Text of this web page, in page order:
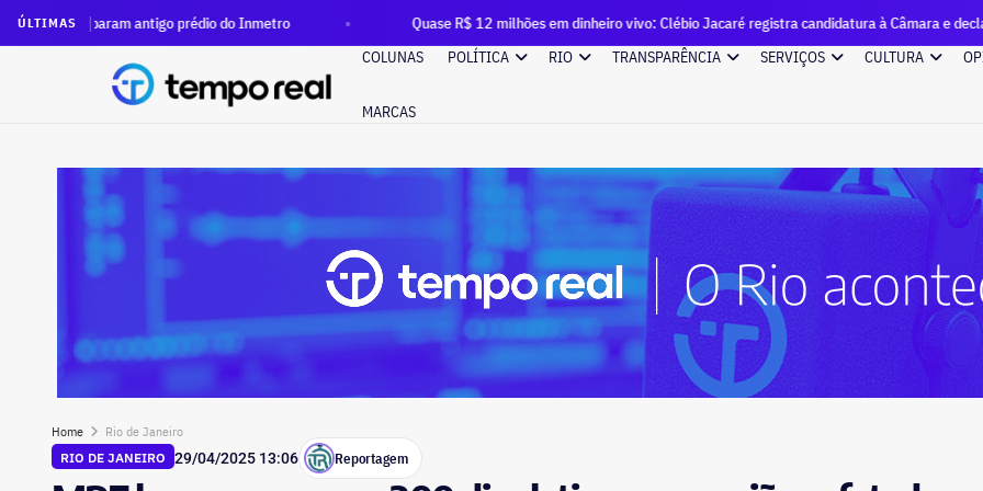
ÚLTIMASantigo prédio do Inmetro Quase R$ 12 milhões em dinheiro vivo: Clébio Jacaré registra candidatura à Câmara e declara
COLUNAS
POLÍTICA RIO TRANSPARÊNCIA SERVIÇOS CULTURA
MARCAS
Home
Rio de Janeiro
RIO DE JANEIRO 29/04/2025 13:06 Reportagem